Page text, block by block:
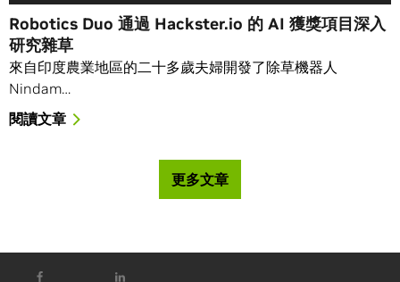
Robotics Duo 通過 Hackster.io 的 AI 獲獎項目深入
研究雜草
來自印度農業地區的二十多歲夫婦開發了除草機器人
Nindam…
閱讀文章
更多文章